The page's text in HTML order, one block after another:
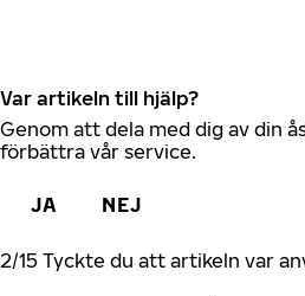
Var artikeln till hjälp?
Genom att dela med dig av din
förbättra vår service.
JA NEJ
2/15 Tyckte du att artikeln var